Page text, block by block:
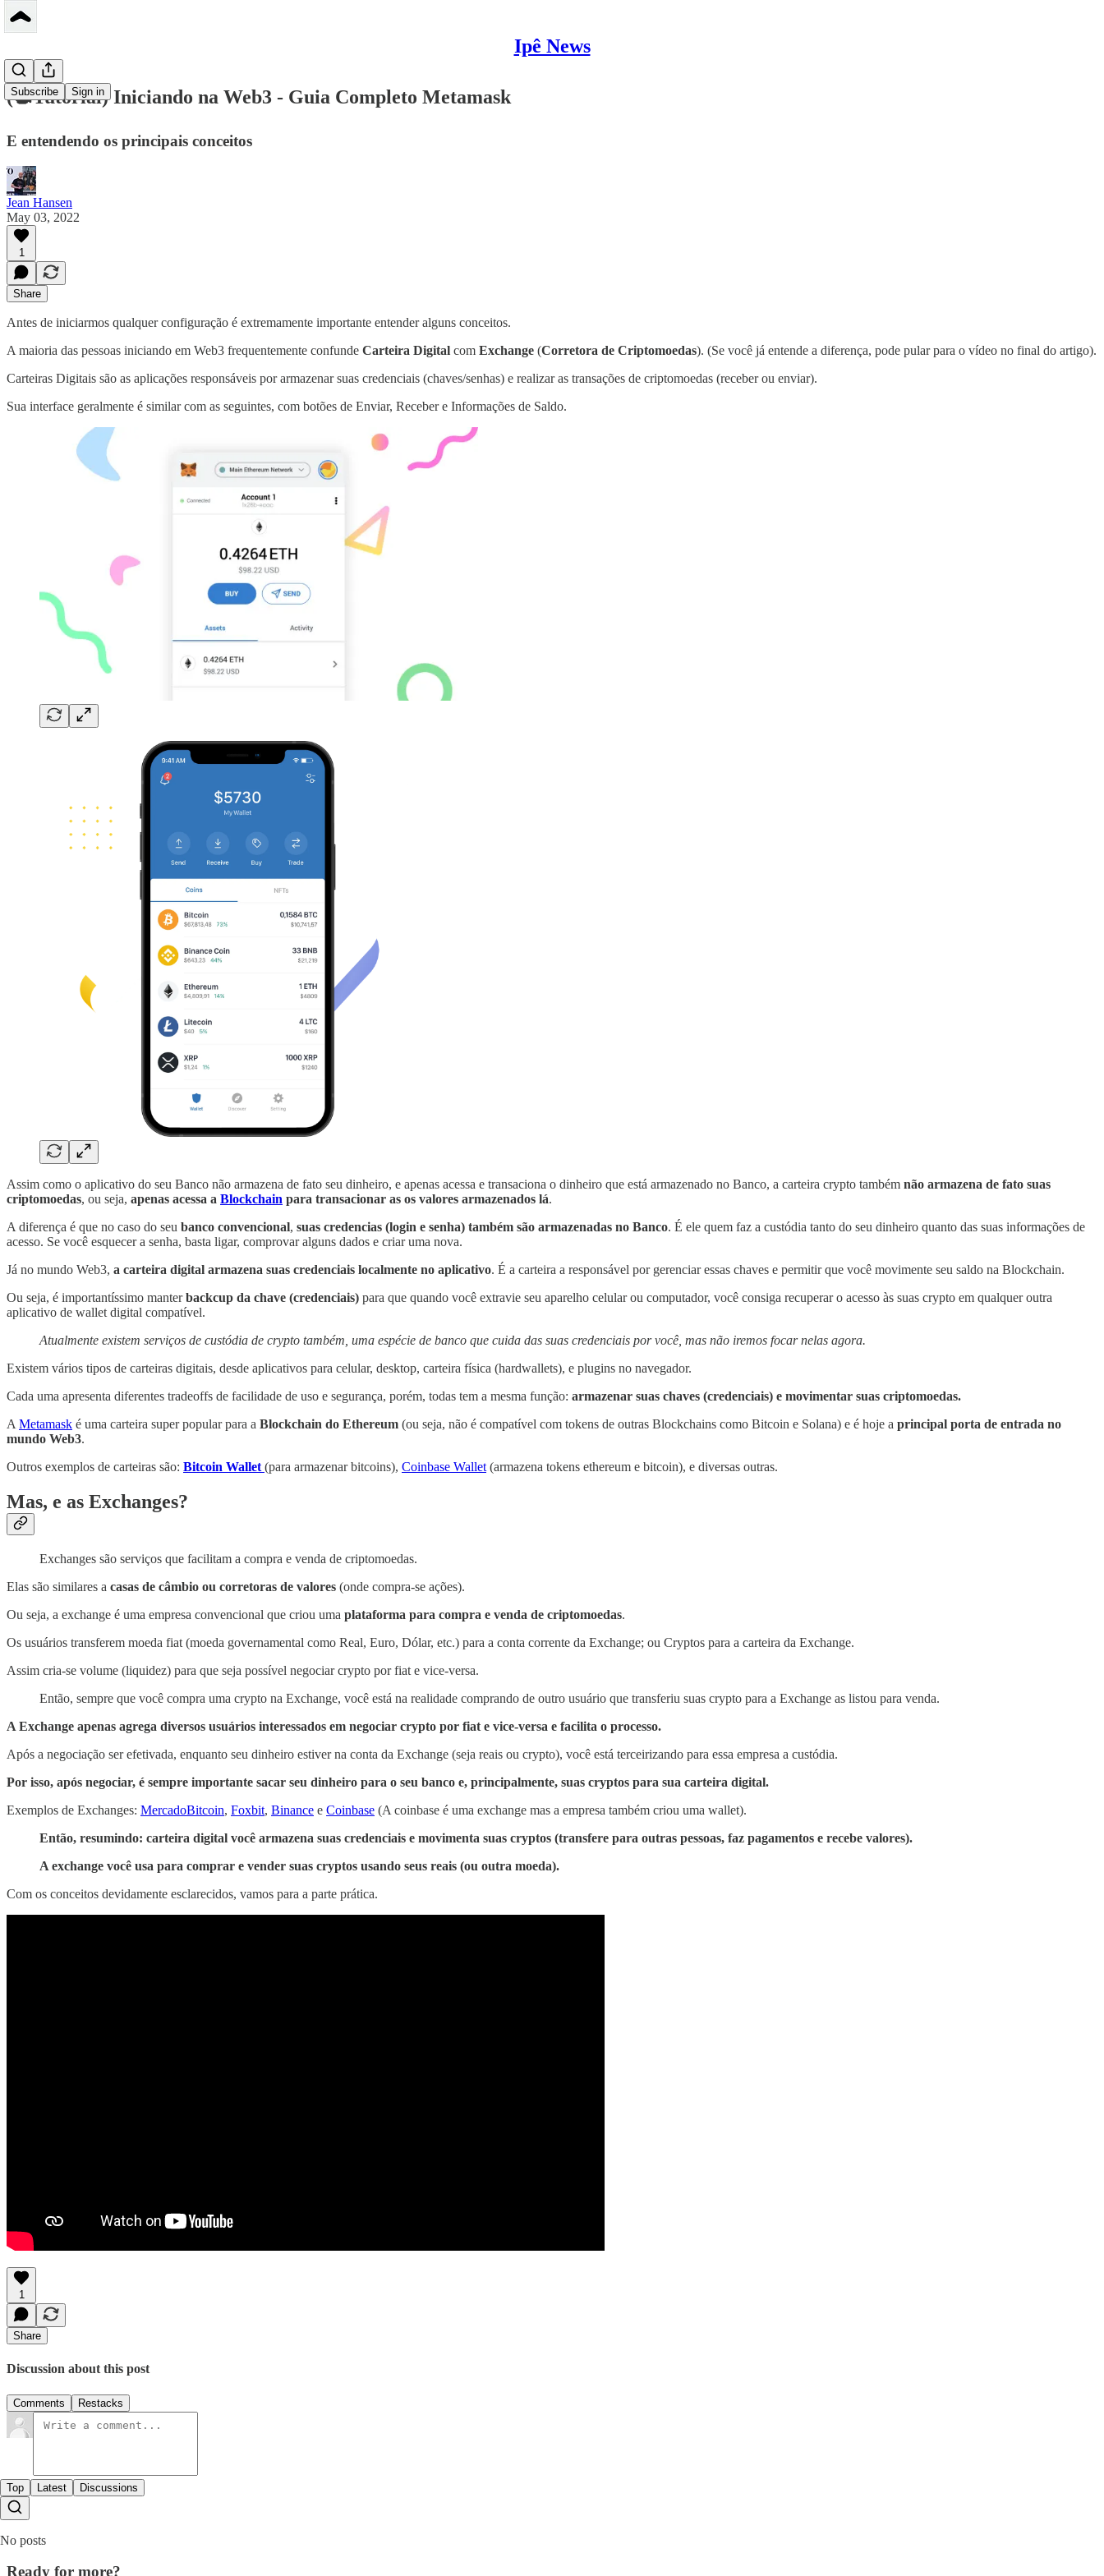
Ipê News
Subscribe Sign in
(📽Tutorial) Iniciando na Web3 - Guia Completo Metamask
E entendendo os principais conceitos
Jean Hansen
May 03, 2022
1
Share
Antes de iniciarmos qualquer configuração é extremamente importante entender alguns conceitos.
A maioria das pessoas iniciando em Web3 frequentemente confunde Carteira Digital com Exchange (Corretora de Criptomoedas). (Se você já entende a diferença, pode pular para o vídeo no final do artigo).
Carteiras Digitais são as aplicações responsáveis por armazenar suas credenciais (chaves/senhas) e realizar as transações de criptomoedas (receber ou enviar).
Sua interface geralmente é similar com as seguintes, com botões de Enviar, Receber e Informações de Saldo.
Assim como o aplicativo do seu Banco não armazena de fato seu dinheiro, e apenas acessa e transaciona o dinheiro que está armazenado no Banco, a carteira crypto também não armazena de fato suas
criptomoedas, ou seja, apenas acessa a Blockchain para transacionar as os valores armazenados lá.
A diferença é que no caso do seu banco convencional, suas credencias (login e senha) também são armazenadas no Banco. É ele quem faz a custódia tanto do seu dinheiro quanto das suas informações de
acesso. Se você esquecer a senha, basta ligar, comprovar alguns dados e criar uma nova.
Já no mundo Web3, a carteira digital armazena suas credenciais localmente no aplicativo. É a carteira a responsável por gerenciar essas chaves e permitir que você movimente seu saldo na Blockchain.
Ou seja, é importantíssimo manterbackcup da chave (credenciais) para que quando você extravie seu aparelho celular ou computador, você consiga recuperar o acesso às suas crypto em qualquer outra
aplicativo de wallet digital compatível.
Atualmente existem serviços de custódia de crypto também, uma espécie de banco que cuida das suas credenciais por você, mas não iremos focar nelas agora.
Existem vários tipos de carteiras digitais, desde aplicativos para celular, desktop, carteira física (hardwallets), e plugins no navegador.
Cada uma apresenta diferentes tradeoffs de facilidade de uso e segurança, porém, todas tem a mesma função: armazenar suas chaves (credenciais) e movimentar suas criptomoedas.
A Metamask é uma carteira super popular para a Blockchain do Ethereum (ou seja, não é compatível com tokens de outras Blockchains como Bitcoin e Solana) e é hoje a principal porta de entrada no
mundo Web3.
Outros exemplos de carteiras são: Bitcoin Wallet (para armazenar bitcoins), Coinbase Wallet (armazena tokens ethereum e bitcoin), e diversas outras.
Mas, e as Exchanges?
Exchanges são serviços que facilitam a compra e venda de criptomoedas.
Elas são similares a casas de câmbio ou corretoras de valores (onde compra-se ações).
Ou seja, a exchange é uma empresa convencional que criou uma plataforma para compra e venda de criptomoedas.
Os usuários transferem moeda fiat (moeda governamental como Real, Euro, Dólar, etc.) para a conta corrente da Exchange; ou Cryptos para a carteira da Exchange.
Assim cria-se volume (liquidez) para que seja possível negociar crypto por fiat e vice-versa.
Então, sempre que você compra uma crypto na Exchange, você está na realidade comprando de outro usuário que transferiu suas crypto para a Exchange as listou para venda.
A Exchange apenas agrega diversos usuários interessados em negociar crypto por fiat e vice-versa e facilita o processo.
Após a negociação ser efetivada, enquanto seu dinheiro estiver na conta da Exchange (seja reais ou crypto), você está terceirizando para essa empresa a custódia.
Por isso, após negociar, é sempre importante sacar seu dinheiro para o seu banco e, principalmente, suas cryptos para sua carteira digital.
Exemplos de Exchanges: MercadoBitcoin, Foxbit, Binance e Coinbase (A coinbase é uma exchange mas a empresa também criou uma wallet).
Então, resumindo: carteira digital você armazena suas credenciais e movimenta suas cryptos (transfere para outras pessoas, faz pagamentos e recebe valores).
A exchange você usa para comprar e vender suas cryptos usando seus reais (ou outra moeda).
Com os conceitos devidamente esclarecidos, vamos para a parte prática.
1
Share
Discussion about this post
Comments Restacks
Top Latest Discussions
No posts
Ready for more?